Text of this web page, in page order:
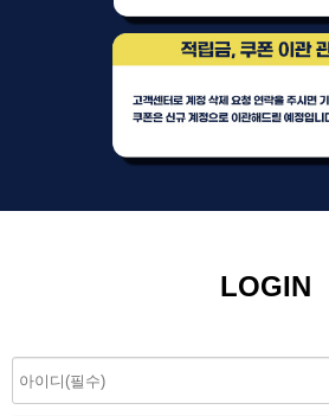
LOGIN